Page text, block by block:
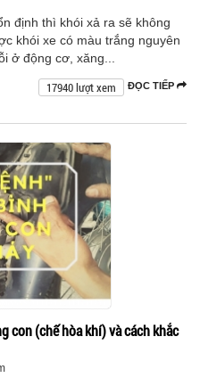
định thì khói xả ra sẽ không
khói xe có màu trắng nguyên
ở động cơ, xăng...
ĐỌC TIẾP
17940 lượt xem
con (chế hòa khí) và cách khắc